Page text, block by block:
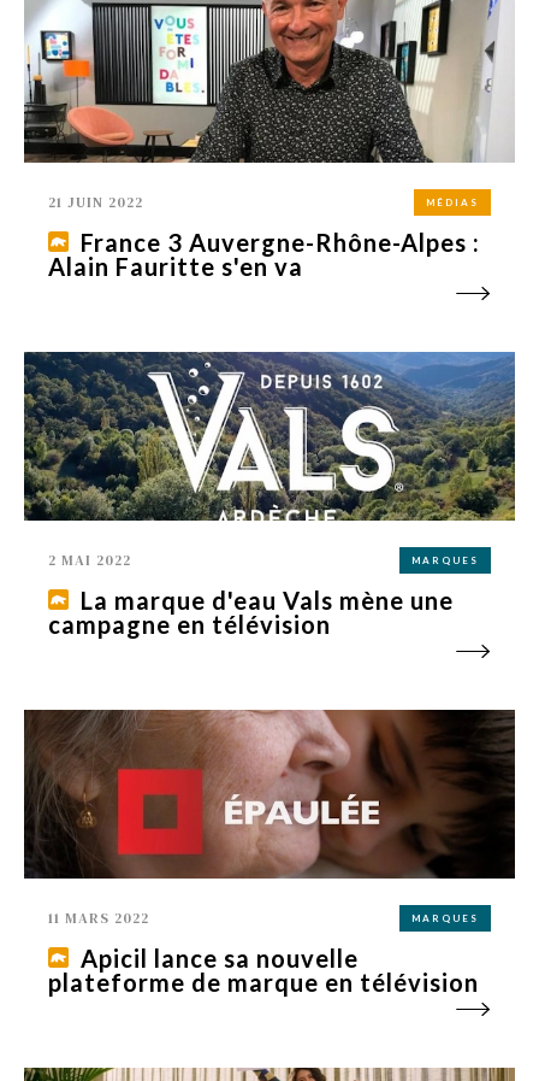
21 JUIN 2022 MÉDIAS
France 3 Auvergne-Rhône-Alpes :
Alain Fauritte s'en va
2 MAI 2022 MARQUES
La marque d'eau Vals mène une
campagne en télévision
11 MARS 2022 MARQUES
Apicil lance sa nouvelle
plateforme de marque en télévision